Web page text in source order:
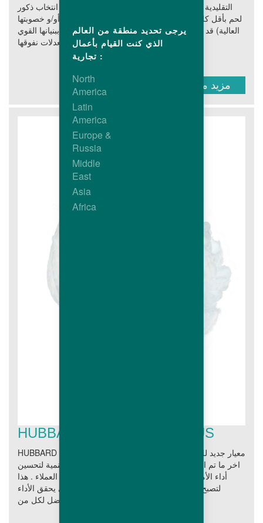
لقد تم انتخاب ذكور Hubbard التقليدية بحيث توفر أفضل إنتاجيه
لحم بأقل كلفة. إن مزاياها العديدة سواء كانت (حيويتها أو/و خصوبتها
العالية) قد أكسبتها مزايا اقتصادية فارقة فهى معروفة ببنيانها القوي
مزيد من المعلومات
HUBBARD EFFICIENCY PLUS
HUBBARD EFFICIENCY PLUS: معيار جديد للكفاءة لقد استخدم
اخر ما تم التوصل الية من تقنيات في مجال البحث والتنمية لتحسين
أداء الأمهات واللاحم معاً كي تلبي طموحات السادة العملاء . هذا
لتصبح تلك السلالة المزيج الرائع من الجينات الذي يحقق الأداء
يرجى تحديد منطقة من العالم
الذي كنت القيام بأعمال
تجارية :
North
America
Latin
America
Europe &
Russia
Middle
East
Asia
Africa